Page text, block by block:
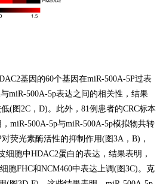
基因的60个基因在miR-500A-5P过表
miR-500A-5p表达之间的相关性，结果
(图2C，D)。此外，81例患者的CRC标本
miR-500A-5p与miR-500A-5p模拟物共转
荧光素酶活性的抑制作用(图3A，B)，
胞中HDAC2蛋白的表达，结果表明，
胞FHC和NCM460中表达上调(图3C)。克